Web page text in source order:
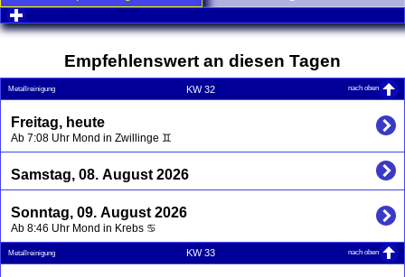
click to expand contents
Empfehlenswert an diesen Tagen
Metallreinigung KW 32 nach oben
Freitag, heute
Ab 7:08 Uhr Mond in Zwillinge ♊
Samstag, 08. August 2026
Sonntag, 09. August 2026
Ab 8:46 Uhr Mond in Krebs ♋
Metallreinigung KW 33 nach oben